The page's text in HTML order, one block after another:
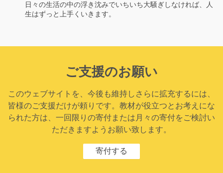
日々の生活の中の浮き沈みでいちいち大騒ぎしなければ、人
生はずっと上手くいきます。
ご支援のお願い
このウェブサイトを、今後も維持しさらに拡充するには、
皆様のご支援だけが頼りです。教材が役立つとお考えにな
られた方は、一回限りの寄付または月々の寄付をご検討い
ただきますようお願い致します。
寄付する